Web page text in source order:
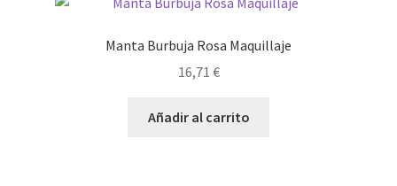
Manta Burbuja Rosa Maquillaje
16,71 €
Añadir al carrito